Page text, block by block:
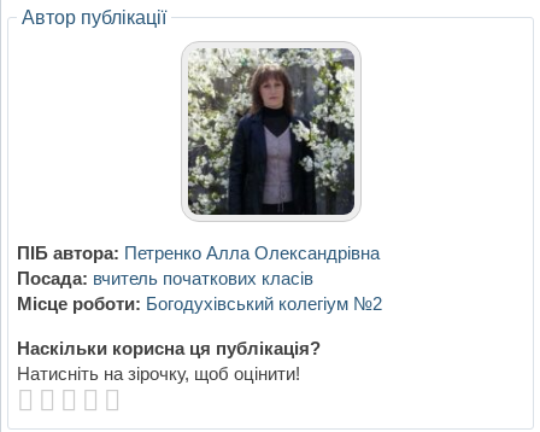
Автор публікації
ПІБ автора: Петренко Алла Олександрівна
Посада: вчитель початкових класів
Місце роботи: Богодухівський колегіум №2
Наскільки корисна ця публікація?
Натисніть на зірочку, щоб оцінити!